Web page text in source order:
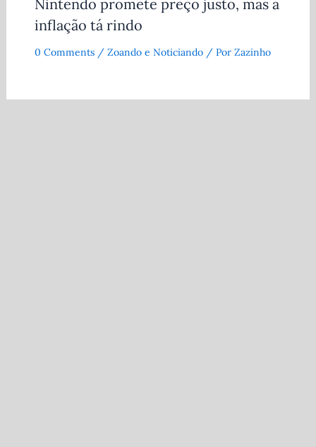
Nintendo promete preço justo, mas a
inflação tá rindo
0 Comments / Zoando e Noticiando/ Por Zazinho